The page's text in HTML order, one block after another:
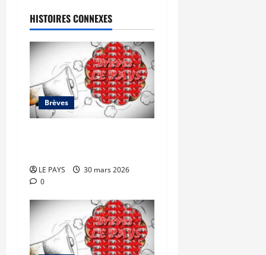
HISTOIRES CONNEXES
Brèves
LE PAYS
30 mars 2026
0